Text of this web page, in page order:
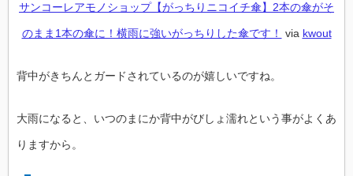
サンコーレアモノショップ【がっちりニコイチ傘】2本の傘がそ
のまま1本の傘に！横雨に強いがっちりした傘です！ via kwout
背中がきちんとガードされているのが嬉しいですね。
大雨になると、いつのまにか背中がびしょ濡れという事がよくあ
りますから。